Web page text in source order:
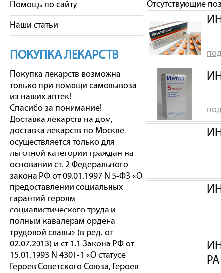
Помощь по сайту
Наши статьи
ПОКУПКА ЛЕКАРСТВ
Покупка лекарств возможна
только при помощи самовывоза
из наших аптек!
Спасибо за понимание!
Доставка лекарств на дом,
доставка лекарств по Москве
осуществляется только для
льготной категории граждан на
основании ст. 2 Федерального
закона РФ от 09.01.1997 N 5-ФЗ «О
предоставлении социальных
гарантий героям
социалистического труда и
полным кавалерам ордена
трудовой славы» (в ред. от
02.07.2013) и ст 1.1 Закона РФ от
15.01.1993 N 4301-1 «О статусе
Героев Советского Союза, Героев
Отсутствующие